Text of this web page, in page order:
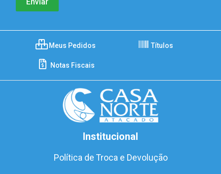
Meus Pedidos Títulos
Notas Fiscais
Institucional
Política de Troca e Devolução